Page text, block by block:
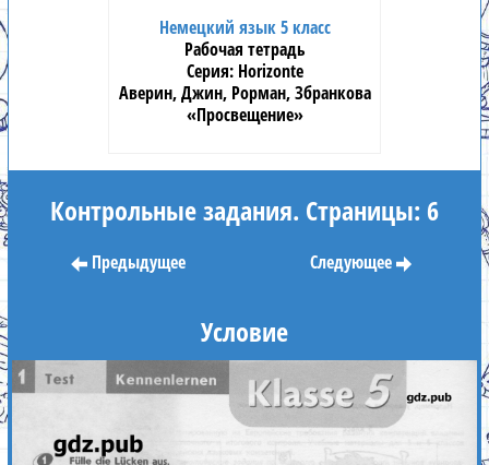
Немецкий язык 5 класс
Рабочая тетрадь
Horizonte
Аверин, Джин, Рорман, Збранкова
«Просвещение»
Контрольные задания. Страницы: 6
Предыдущее Следующее
Условие